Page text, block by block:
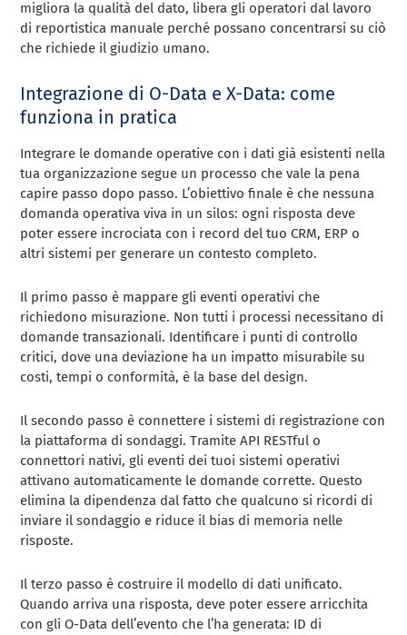
migliora la qualità del dato, libera gli operatori dal lavoro
di reportistica manuale perché possano concentrarsi su ciò
che richiede il giudizio umano.
Integrazione di O-Data e X-Data: come
funziona in pratica
Integrare le domande operative con i dati già esistenti nella
tua organizzazione segue un processo che vale la pena
capire passo dopo passo. L’obiettivo finale è che nessuna
domanda operativa viva in un silos: ogni risposta deve
poter essere incrociata con i record del tuo CRM, ERP o
altri sistemi per generare un contesto completo.
Il primo passo è mappare gli eventi operativi che
richiedono misurazione. Non tutti i processi necessitano di
domande transazionali. Identificare i punti di controllo
critici, dove una deviazione ha un impatto misurabile su
costi, tempi o conformità, è la base del design.
Il secondo passo è connettere i sistemi di registrazione con
la piattaforma di sondaggi. Tramite API RESTful o
connettori nativi, gli eventi dei tuoi sistemi operativi
attivano automaticamente le domande corrette. Questo
elimina la dipendenza dal fatto che qualcuno si ricordi di
inviare il sondaggio e riduce il bias di memoria nelle
risposte.
Il terzo passo è costruire il modello di dati unificato.
Quando arriva una risposta, deve poter essere arricchita
con gli O-Data dell’evento che l’ha generata: ID di